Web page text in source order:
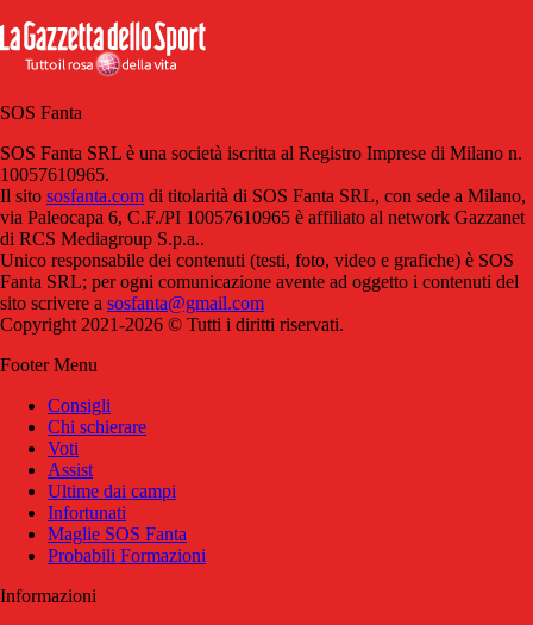
SOS Fanta
SOS Fanta SRL è una società iscritta al Registro Imprese di Milano n.
10057610965.
Il sito sosfanta.com di titolarità di SOS Fanta SRL, con sede a Milano,
via Paleocapa 6, C.F./PI 10057610965 è affiliato al network Gazzanet
di RCS Mediagroup S.p.a..
Unico responsabile dei contenuti (testi, foto, video e grafiche) è SOS
Fanta SRL; per ogni comunicazione avente ad oggetto i contenuti del
sito scrivere a sosfanta@gmail.com
Copyright 2021-2026 © Tutti i diritti riservati.
Footer Menu
Consigli
Chi schierare
Voti
Assist
Ultime dai campi
Infortunati
Maglie SOS Fanta
Probabili Formazioni
Informazioni